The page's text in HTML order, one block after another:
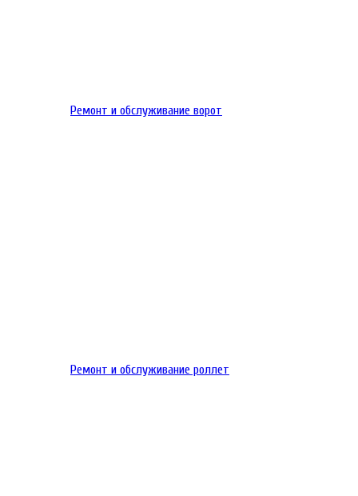
Ремонт и обслуживание ворот
Ремонт и обслуживание роллет